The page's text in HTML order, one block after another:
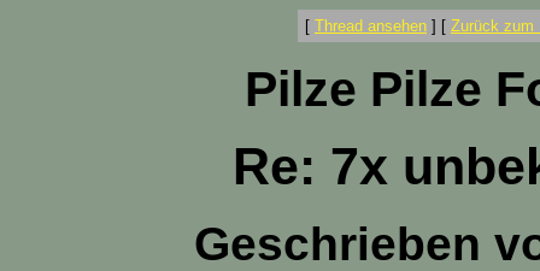
[ Thread ansehen ] [ Zurück zum
Pilze Pilze
Re: 7x
Geschrieben